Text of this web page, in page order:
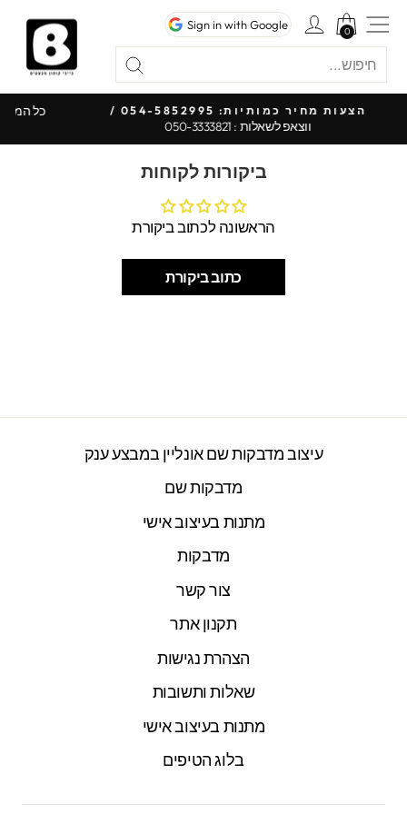
לתוכן
חיפוש
Sign in with Google
כניסה לחשבוןניווט באתר
0
0
עצור
כל הצעות מחיר כמותיות: 054-5852995 /
ווצאפ לשאלות : 050-3333821
ביקורות לקוחות
הראשונה לכתוב ביקורת
כתוב ביקורת
עיצוב מדבקות שם אונליין במבצע ענק
מדבקות שם
מתנות בעיצוב אישי
מדבקות
צור קשר
תקנון אתר
הצהרת נגישות
שאלות ותשובות
מתנות בעיצוב אישי
בלוג הטיפים